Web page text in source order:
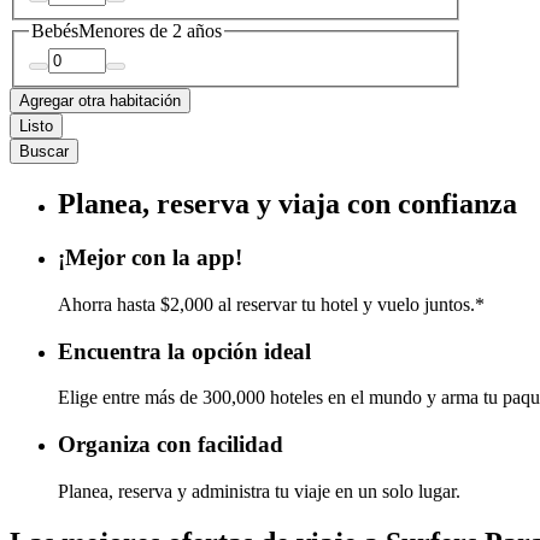
BebésMenores de 2 años
Agregar otra habitación
Listo
Buscar
Planea, reserva y viaja con confianza
¡Mejor con la app!
Ahorra hasta $2,000 al reservar tu hotel y vuelo juntos.*
Encuentra la opción ideal
Elige entre más de 300,000 hoteles en el mundo y arma tu
Organiza con facilidad
Planea, reserva y administra tu viaje en un solo lugar.